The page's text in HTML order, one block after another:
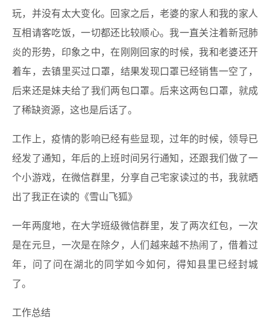
玩，并没有太大变化。回家之后，老婆的家人和我的家人
互相请客吃饭，一切都还比较顺心。我一直关注着新冠肺
炎的形势，印象之中，在刚刚回家的时候，我和老婆还开
着车，去镇里买过口罩，结果发现口罩已经销售一空了，
后来还是妹夫给了我们两包口罩。后来这两包口罩，就成
了稀缺资源，这也是后话了。
工作上，疫情的影响已经有些显现，过年的时候，领导已
经发了通知，年后的上班时间另行通知，还跟我们做了一
个小游戏，在微信群里，分享自己宅家读过的书，我就晒
出了我正在读的《雪山飞狐》
一年两度地，在大学班级微信群里，发了两次红包，一次
是在元旦，一次是在除夕，人们越来越不热闹了，借着过
年，问了问在湖北的同学如今如何，得知县里已经封城
了。
工作总结